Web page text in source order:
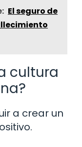
El seguro de
cultura
a crear un